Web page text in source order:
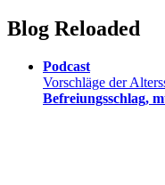
Blog Reloaded
Podcast
Vorschläge der
Befreiungsschlag,